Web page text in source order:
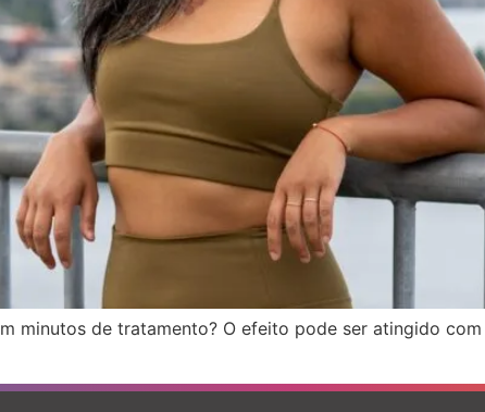
minutos de tratamento? O efeito pode ser atingido